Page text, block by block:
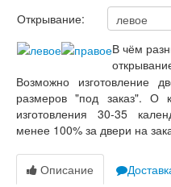
Лабиринт
Лабиринт
Лабиринт
Лабиринт
Лабиринт
Лабиринт
Лабиринт
Лабиринт
Лабиринт
Лабиринт
Лабиринт
Открывание:
В чём
Возможно изготовление
размеров "под заказ". О
изготовления 30-35
менее 100% за двери на
Описание